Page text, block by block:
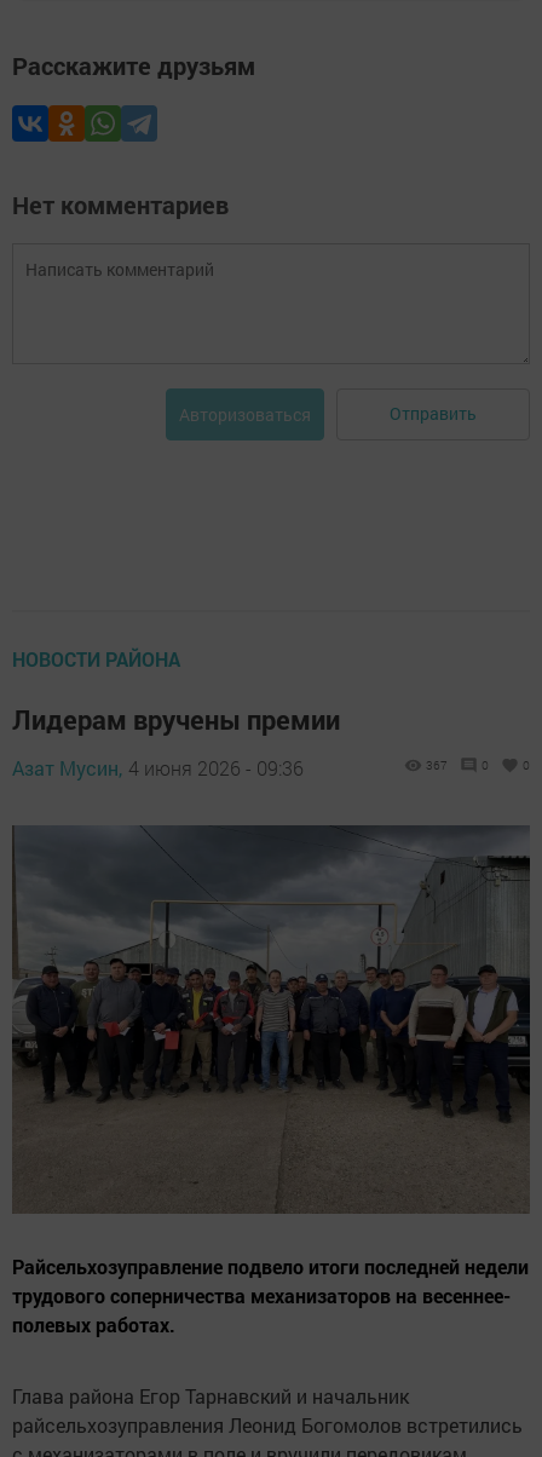
Расскажите друзьям
Нет комментариев
Авторизоваться Отправить
НОВОСТИ РАЙОНА
Лидерам вручены премии
Азат Мусин, 4 июня 2026 - 09:36 367 0 0
Райсельхозуправление подвело итоги последней недели
трудового соперничества механизаторов на весеннее-
полевых работах.
Глава района Егор Тарнавский и начальник
райсельхозуправления Леонид Богомолов встретились